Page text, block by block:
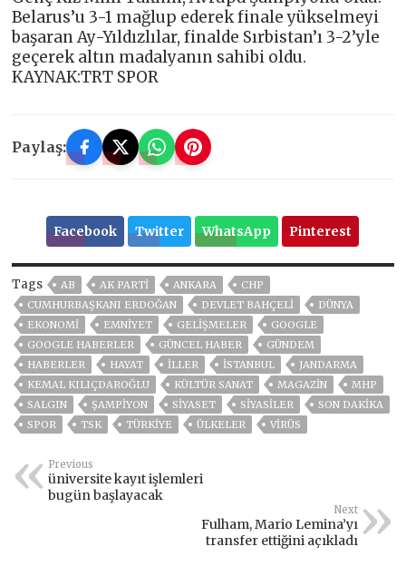
Belarus’u 3-1 mağlup ederek finale yükselmeyi
başaran Ay-Yıldızlılar, finalde Sırbistan’ı 3-2’yle
geçerek altın madalyanın sahibi oldu.
KAYNAK:TRT SPOR
Paylaş:
Facebook Twitter WhatsApp Pinterest
Tags AB AK PARTİ ANKARA
CHP
CUMHURBAŞKANI ERDOĞAN
DEVLET BAHÇELİ
DÜNYA
EKONOMİ
EMNİYET GELIŞMELER
GOOGLE
GOOGLE HABERLER
GÜNCEL HABER
GÜNDEM
HABERLER
HAYAT İLLER ISTANBUL
JANDARMA
KEMAL KILIÇDAROĞLU
KÜLTÜR SANAT MAGAZİN
MHP
SALGIN
ŞAMPIYON SİYASET SİYASİLER
SON DAKIKA
SPOR
TSK TÜRKİYE ÜLKELER VIRÜS
Previous
üniversite kayıt işlemleri
bugün başlayacak
Next
Fulham, Mario Lemina’yı
transfer ettiğini açıkladı